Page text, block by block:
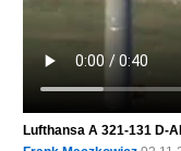
Lufthansa A 321-131 D-